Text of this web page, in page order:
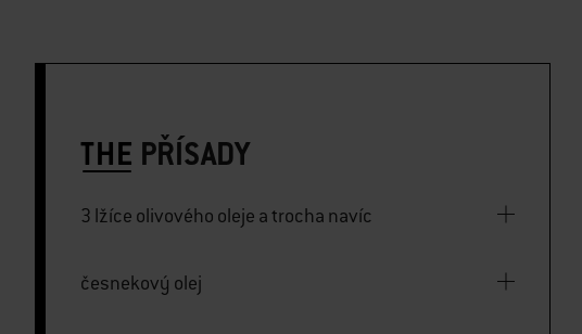
THE PŘÍSADY
3 lžíce olivového oleje a trocha navíc
česnekový olej